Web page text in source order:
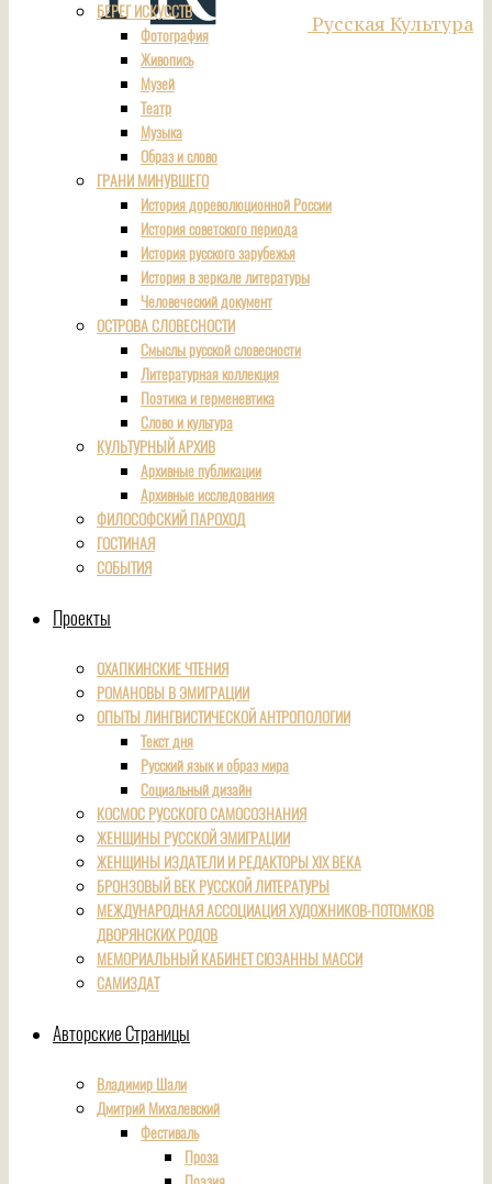
Русская Культура
БЕРЕГ ИСКУССТВ
Фотография
Живопись
Музей
Театр
Музыка
Образ и слово
ГРАНИ МИНУВШЕГО
История дореволюционной России
История советского периода
История русского зарубежья
История в зеркале литературы
Человеческий документ
ОСТРОВА СЛОВЕСНОСТИ
Смыслы русской словесности
Литературная коллекция
Поэтика и герменевтика
Слово и культура
КУЛЬТУРНЫЙ АРХИВ
Архивные публикации
Архивные исследования
ФИЛОСОФСКИЙ ПАРОХОД
ГОСТИНАЯ
СОБЫТИЯ
Проекты
ОХАПКИНСКИЕ ЧТЕНИЯ
РОМАНОВЫ В ЭМИГРАЦИИ
ОПЫТЫ ЛИНГВИСТИЧЕСКОЙ АНТРОПОЛОГИИ
Текст дня
Русский язык и образ мира
Социальный дизайн
КОСМОС РУССКОГО САМОСОЗНАНИЯ
ЖЕНЩИНЫ РУССКОЙ ЭМИГРАЦИИ
ЖЕНЩИНЫ ИЗДАТЕЛИ И РЕДАКТОРЫ XIX ВЕКА
БРОНЗОВЫЙ ВЕК РУССКОЙ ЛИТЕРАТУРЫ
МЕЖДУНАРОДНАЯ АССОЦИАЦИЯ ХУДОЖНИКОВ-ПОТОМКОВ
ДВОРЯНСКИХ РОДОВ
МЕМОРИАЛЬНЫЙ КАБИНЕТ СЮЗАННЫ МАССИ
САМИЗДАТ
Авторские Страницы
Владимир Шали
Дмитрий Михалевский
Фестиваль
Проза